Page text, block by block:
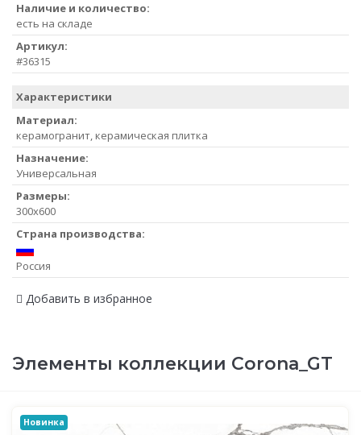
Наличие и количество:
есть на складе
Артикул:
#36315
Характеристики
Материал:
керамогранит, керамическая плитка
Назначение:
Универсальная
Размеры:
300x600
Страна производства:
Россия
Добавить в избранное
Элементы коллекции Corona_GT
Новинка